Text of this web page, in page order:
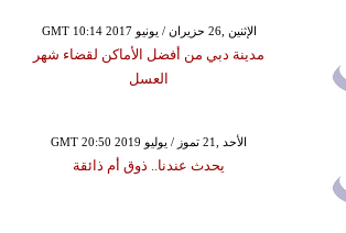
GMT 10:14 2017 الإثنين ,26 حزيران / يونيو
مدينة دبي من أفضل الأماكن لقضاء شهر
العسل
GMT 20:50 2019 الأحد ,21 تموز / يوليو
يحدث عندنا.. ذوق أم ذائقة